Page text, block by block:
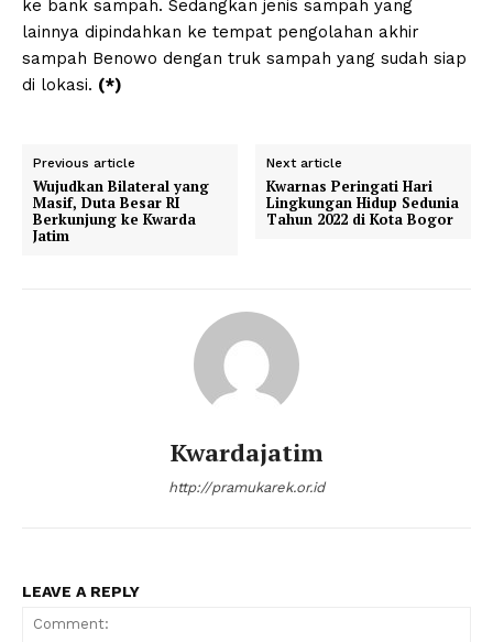
ke bank sampah. Sedangkan jenis sampah yang
lainnya dipindahkan ke tempat pengolahan akhir
sampah Benowo dengan truk sampah yang sudah siap
di lokasi. (*)
Previous article
Wujudkan Bilateral yang
Masif, Duta Besar RI
Berkunjung ke Kwarda
Jatim
Next article
Kwarnas Peringati Hari
Lingkungan Hidup Sedunia
Tahun 2022 di Kota Bogor
Kwardajatim
http://pramukarek.or.id
LEAVE A REPLY